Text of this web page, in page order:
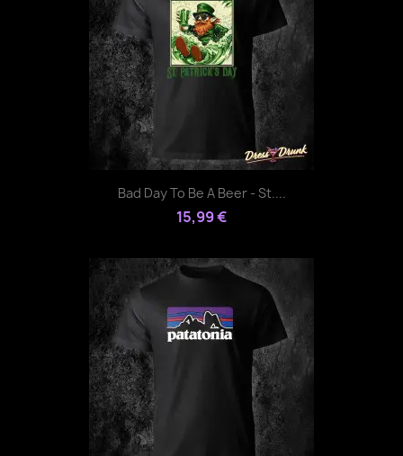
Bad Day To Be A Beer - St....
15,99 €